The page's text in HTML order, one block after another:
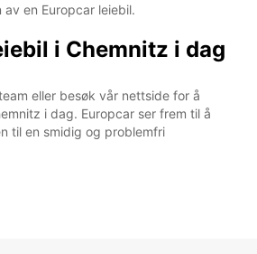
en Europcar leiebil.
i Chemnitz i dag
eller besøk vår nettside for å
i dag. Europcar ser frem til å
til en smidig og problemfri